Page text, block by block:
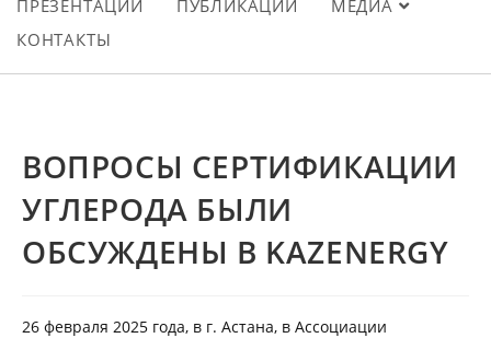
ПРЕЗЕНТАЦИИ
ПУБЛИКАЦИИ
МЕДИА
КОНТАКТЫ
ВОПРОСЫ СЕРТИФИКАЦИИ
УГЛЕРОДА БЫЛИ
ОБСУЖДЕНЫ В KAZENERGY
26 февраля 2025 года, в г. Астана, в Ассоциации